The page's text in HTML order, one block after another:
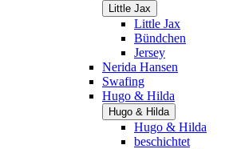
Little Jax
Little Jax
Bündchen
Jersey
Nerida Hansen
Swafing
Hugo & Hilda
Hugo & Hilda
Hugo & Hilda
beschichtet